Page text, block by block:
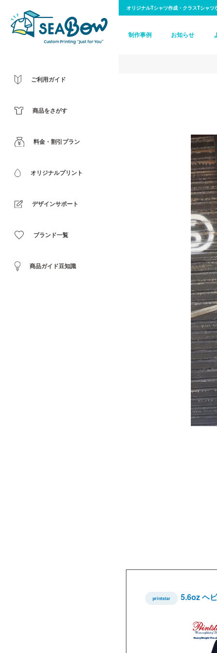
オリジナルTシャツ作成・クラスTシャ
制作事例 お知らせ
ご利用ガイド
商品をさがす
料金・割引プラン
オリジナルプリント
デザインサポート
ブランド一覧
商品ガイド豆知識
printstar 5.6oz ヘ